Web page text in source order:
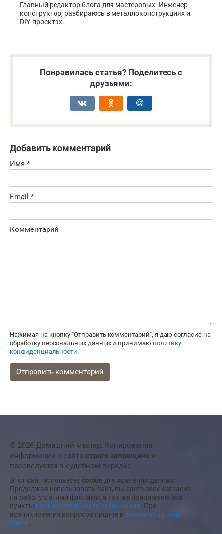
Главный редактор блога для мастеровых. Инженер-
конструктор, разбираюсь в металлоконструкциях и
DIY-проектах.
Понравилась статья? Поделитесь с
друзьями:
Добавить комментарий
Имя *
Email *
Комментарий
Нажимая на кнопку "Отправить комментарий", я даю согласие на
обработку персональных данных и принимаю политику
конфиденциальности.
© 2026 Домашний мастер. Копирование
информации с сайта строго запрещено и
преследуется в судебном порядке
Этот сайт использует cookie для хранения данных.
Продолжая использовать сайт, вы даете свое согласие
на работу с этими файлами, а так же принимаете все
пункты пользовательского соглашения . При
возникновении вопросов пишите в форму обратной
связи